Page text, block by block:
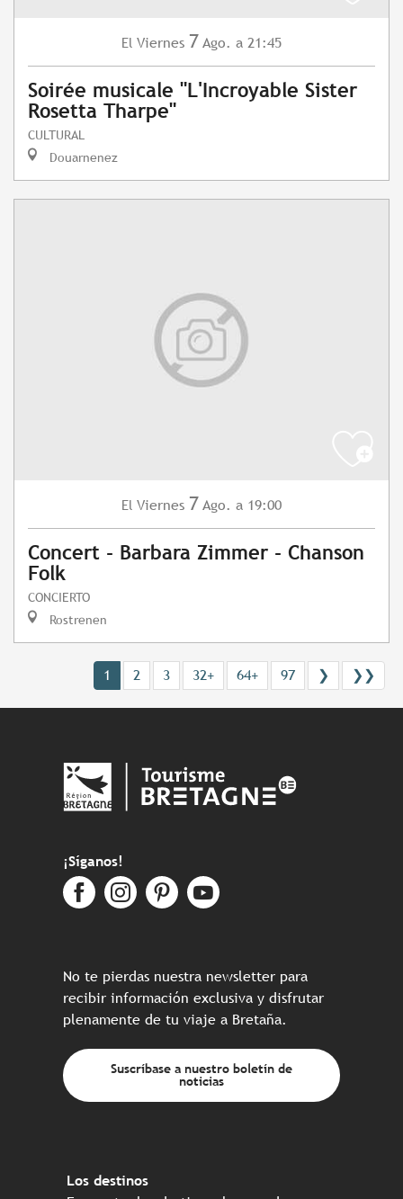
El Viernes 7 Ago. a 21:45
Soirée musicale "L'Incroyable Sister
Rosetta Tharpe"
CULTURAL
Douarnenez
El Viernes 7 Ago. a 19:00
Concert - Barbara Zimmer - Chanson
Folk
CONCIERTO
Rostrenen
1 2 3 32+ 64+ 97 ❯ ❯❯
¡Síganos!
No te pierdas nuestra newsletter para
recibir información exclusiva y disfrutar
plenamente de tu viaje a Bretaña.
Suscríbase a nuestro boletín de
noticias
Los destinos